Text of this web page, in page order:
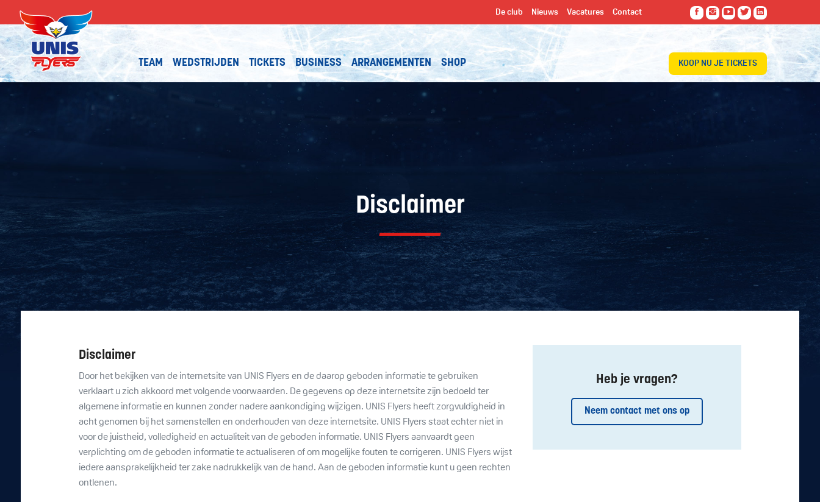
De club Nieuws Vacatures Contact
TEAM WEDSTRIJDEN TICKETS BUSINESS ARRANGEMENTEN SHOP KOOP NU JE TICKETS
Disclaimer
Disclaimer
Door het bekijken van de internetsite van UNIS Flyers en de daarop geboden informatie te gebruiken
verklaart u zich akkoord met volgende voorwaarden. De gegevens op deze internetsite zijn bedoeld ter
algemene informatie en kunnen zonder nadere aankondiging wijzigen. UNIS Flyers heeft zorgvuldigheid in
acht genomen bij het samenstellen en onderhouden van deze internetsite. UNIS Flyers staat echter niet in
voor de juistheid, volledigheid en actualiteit van de geboden informatie. UNIS Flyers aanvaardt geen
verplichting om de geboden informatie te actualiseren of om mogelijke fouten te corrigeren. UNIS Flyers wijst
iedere aansprakelijkheid ter zake nadrukkelijk van de hand. Aan de geboden informatie kunt u geen rechten
ontlenen.
Heb je vragen?
Neem contact met ons op